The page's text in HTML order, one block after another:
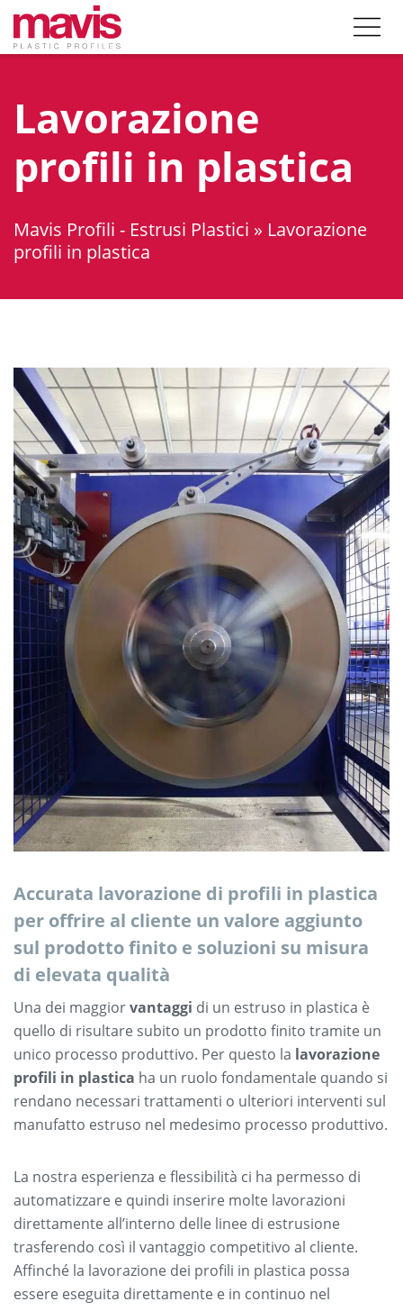
Lavorazione
profili in plastica
Mavis Profili - Estrusi Plastici » Lavorazione
profili in plastica
Accurata lavorazione di profili in plastica
per offrire al cliente un valore aggiunto
sul prodotto finito e soluzioni su misura
di elevata qualità
Una dei maggiorvantaggi di un estruso in plastica è
quello di risultare subito un prodotto finito tramite un
unico processo produttivo. Per questo la lavorazione
profili in plastica ha un ruolo fondamentale quando si
rendano necessari trattamenti o ulteriori interventi sul
manufatto estruso nel medesimo processo produttivo.
La nostra esperienza e flessibilità ci ha permesso di
automatizzare e quindi inserire molte lavorazioni
direttamente all’interno delle linee di estrusione
trasferendo così il vantaggio competitivo al cliente.
Affinché la lavorazione dei profili in plastica possa
essere eseguita direttamente e in continuo nel